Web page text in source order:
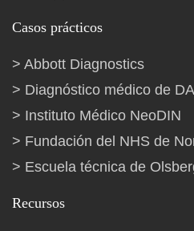
Casos prácticos
Abbott Diagnostics
Diagnóstico médico de
Instituto Médico NeoDIN
Fundación del NHS de
Escuela técnica de
Recursos